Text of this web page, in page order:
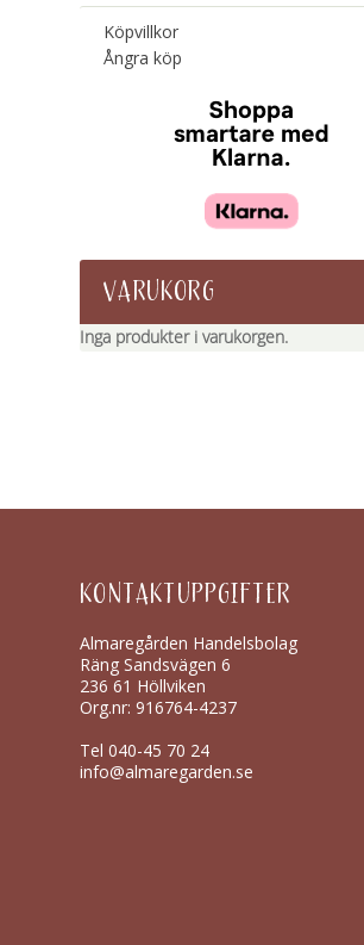
Köpvillkor
Ångra köp
VARUKORG
Inga produkter i varukorgen.
KONTAKTUPPGIFTER
Almaregården Handelsbolag
Räng Sandsvägen 6
236 61 Höllviken
Org.nr: 916764-4237
Tel040-45 70 24
info@almaregarden.se